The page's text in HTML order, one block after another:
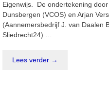
Eigenwijs. De ondertekening door
Dunsbergen (VCOS) en Arjan
(Aannemersbedrijf J. van Daalen
Sliedrecht24) …
Lees verder →